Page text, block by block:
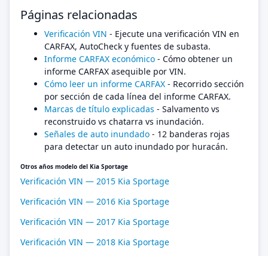
Páginas relacionadas
Verificación VIN - Ejecute una verificación VIN en
CARFAX, AutoCheck y fuentes de subasta.
Informe CARFAX económico - Cómo obtener un
informe CARFAX asequible por VIN.
Cómo leer un informe CARFAX - Recorrido sección
por sección de cada línea del informe CARFAX.
Marcas de título explicadas - Salvamento vs
reconstruido vs chatarra vs inundación.
Señales de auto inundado - 12 banderas rojas
para detectar un auto inundado por huracán.
Otros años modelo del Kia Sportage
Verificación VIN — 2015 Kia Sportage
Verificación VIN — 2016 Kia Sportage
Verificación VIN — 2017 Kia Sportage
Verificación VIN — 2018 Kia Sportage